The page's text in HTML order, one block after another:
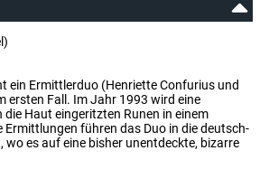
ein Ermittlerduo (Henriette Confurius und
ersten Fall. Im Jahr 1993 wird eine
Haut eingeritzten Runen in einem
Ermittlungen führen das Duo in die deutsch-
wo es auf eine bisher unentdeckte, bizarre